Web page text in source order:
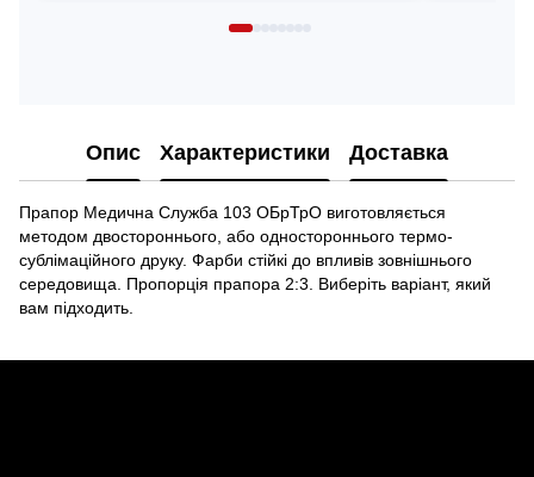
Опис Характеристики Доставка
Прапор Медична Служба 103 ОБрТрО виготовляється
методом двостороннього, або одностороннього термо-
сублімаційного друку. Фарби стійкі до впливів зовнішнього
середовища. Пропорція прапора 2:3. Виберіть варіант, який
вам підходить.